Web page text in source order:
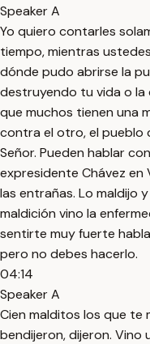
Speaker A
Yo quiero contarles
tiempo, mientras
dónde pudo abrirse la
destruyendo tu vida o la
que muchos tienen una
contra el otro, el pueblo
Señor. Pueden hablar
expresidente Chávez en
las entrañas. Lo maldijo
maldición vino la
sentirte muy fuerte
pero no debes hacerlo.
04:14
Speaker A
Cien malditos los que te
bendijeron, dijeron. Vino